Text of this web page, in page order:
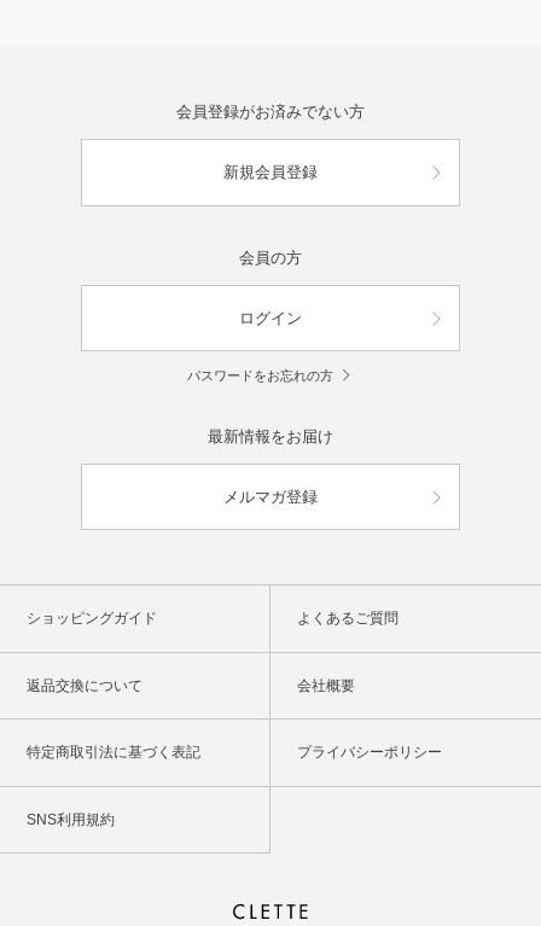
会員登録がお済みでない方
新規会員登録
会員の方
ログイン
パスワードをお忘れの方
最新情報をお届け
メルマガ登録
ショッピングガイド よくあるご質問
返品交換について 会社概要
特定商取引法に基づく表記 プライバシーポリシー
SNS利用規約